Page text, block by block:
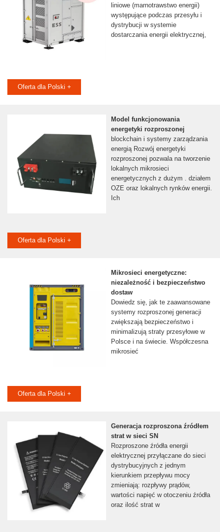
liniowe (marnotrawstwo energii)
występujące podczas przesyłu i
dystrybucji w systemie
dostarczania energii elektrycznej,
Oferta dla Polski +
Model funkcjonowania
energetyki rozproszonej
blockchain i systemy zarządzania
energią Rozwój energetyki
rozproszonej pozwala na tworzenie
lokalnych mikrosieci
energetycznych z dużym . działem
OZE oraz lokalnych rynków energii.
Ich
Oferta dla Polski +
Mikrosieci energetyczne:
niezależność i bezpieczeństwo
dostaw
Dowiedz się, jak te zaawansowane
systemy rozproszonej generacji
zwiększają bezpieczeństwo i
minimalizują straty przesyłowe w
Polsce i na świecie. Współczesna
mikrosieć
Oferta dla Polski +
Generacja rozproszona źródłem
strat w sieci SN
Rozproszone źródła energii
elektrycznej przyłączane do sieci
dystrybucyjnych z jednym
kierunkiem przepływu mocy
zmieniają: rozpływy prądów,
wartości napięć w otoczeniu źródła
oraz ilość strat w